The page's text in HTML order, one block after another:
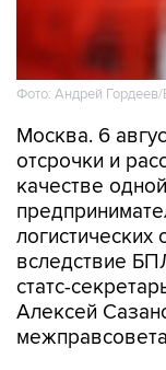
Фото: Андрей
Москва. 6
отсрочки и
качестве
логистических
вследствие
статс-
Алексей